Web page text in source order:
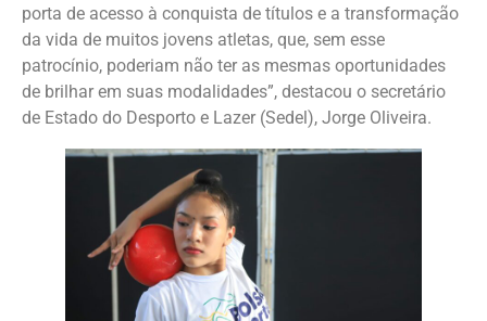
porta de acesso à conquista de títulos e a transformação
da vida de muitos jovens atletas, que, sem esse
patrocínio, poderiam não ter as mesmas oportunidades
de brilhar em suas modalidades”, destacou o secretário
de Estado do Desporto e Lazer (Sedel), Jorge Oliveira.